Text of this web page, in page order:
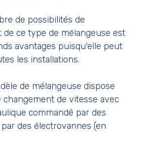
de possibilités de
de ce type de mélangeuse est
avantages puisqu'elle peut
les installations.
de mélangeuse dispose
de vitesse avec
commandé par des
des électrovannes (en